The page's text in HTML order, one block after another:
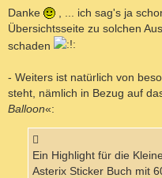
Danke
, ... ich sag's ja
Übersichtsseite zu solchen
schaden
- Weiters ist natürlich von
steht, nämlich in Bezug auf
Balloon«:
Ein Highlight für die
Asterix Sticker Buch mit